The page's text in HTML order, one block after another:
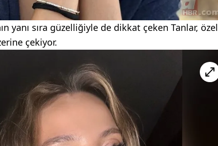
yanı sıra güzelliğiyle de dikkat çeken Tanlar, özel
çekiyor.